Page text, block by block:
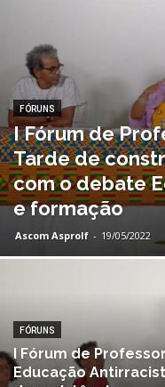
FÓRUNS
I Fórum de
Tarde de
com o debate
e formação
Ascom Asprolf - 19/05/2022
FÓRUNS
I Fórum de
Educação